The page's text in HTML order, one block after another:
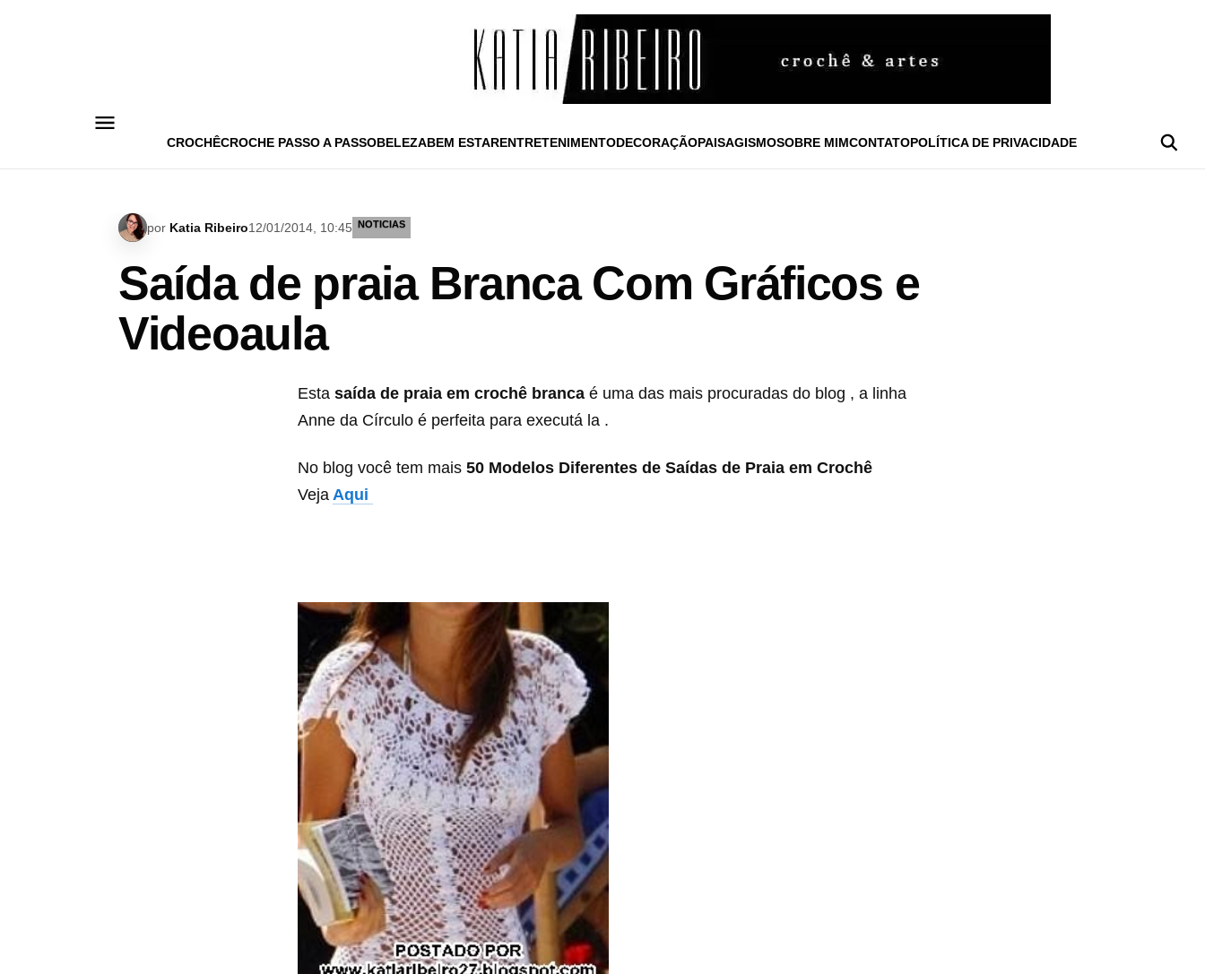
CROCHÊCROCHE PASSO A PASSOBELEZABEM ESTARENTRETENIMENTODECORAÇÃOPAISAGISMOSOBRE MIMCONTATOPOLÍTICA DE PRIVACIDADE
por Katia Ribeiro12/01/2014, 10:45 NOTICIAS
Saída de praia Branca Com Gráficos e
Videoaula
Esta saída de praia em crochê branca é uma das mais procuradas do blog , a linha
Anne da Círculo é perfeita para executá la .
No blog você tem mais 50 Modelos Diferentes de Saídas de Praia em Crochê
Veja Aqui